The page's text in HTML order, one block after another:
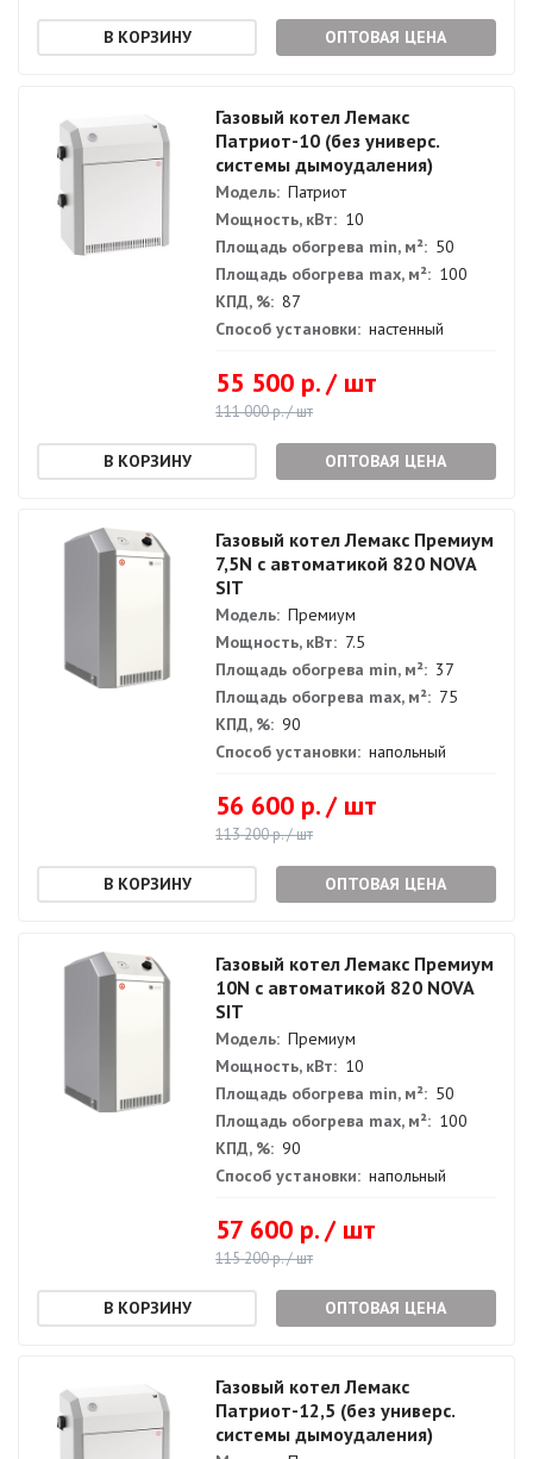
ОПТОВАЯ ЦЕНА
Газовый котел Лемакс
Патриот-10 (без универс.
системы дымоудаления)
Модель: Патриот
Мощность, кВт: 10
Площадь обогрева min, м²: 50
Площадь обогрева max, м²: 100
КПД, %: 87
Способ установки: настенный
55 500 р. / шт
111 000 р. / шт
ОПТОВАЯ ЦЕНА
Газовый котел Лемакс Премиум
7,5N с автоматикой 820 NOVA
SIT
Модель: Премиум
Мощность, кВт: 7.5
Площадь обогрева min, м²: 37
Площадь обогрева max, м²: 75
КПД, %: 90
Способ установки: напольный
56 600 р. / шт
113 200 р. / шт
ОПТОВАЯ ЦЕНА
Газовый котел Лемакс Премиум
10N с автоматикой 820 NOVA
SIT
Модель: Премиум
Мощность, кВт: 10
Площадь обогрева min, м²: 50
Площадь обогрева max, м²: 100
КПД, %: 90
Способ установки: напольный
57 600 р. / шт
115 200 р. / шт
ОПТОВАЯ ЦЕНА
Газовый котел Лемакс
Патриот-12,5 (без универс.
системы дымоудаления)